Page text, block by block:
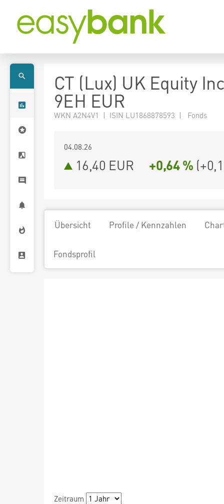
CT (Lux) UK Equity
9EH EUR
WKN A2N4V1 | ISIN LU1868878593 | Fonds
04.08.26
16,40 EUR +0,64 % (
Übersicht Profile / Kennzahlen
Fondsprofil
Zeitraum